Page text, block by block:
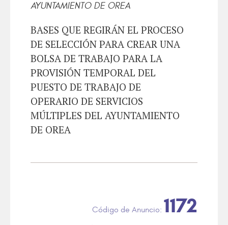
AYUNTAMIENTO DE OREA
BASES QUE REGIRÁN EL PROCESO
DE SELECCIÓN PARA CREAR UNA
BOLSA DE TRABAJO PARA LA
PROVISIÓN TEMPORAL DEL
PUESTO DE TRABAJO DE
OPERARIO DE SERVICIOS
MÚLTIPLES DEL AYUNTAMIENTO
DE OREA
1172